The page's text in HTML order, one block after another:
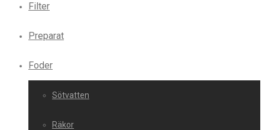
Filter
Preparat
Foder
Sötvatten
Räkor